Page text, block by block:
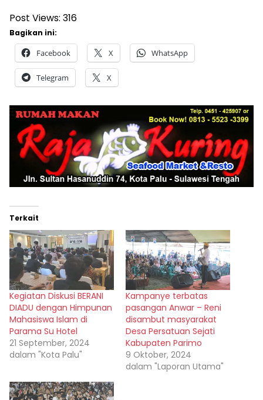
Post Views: 316
Bagikan ini:
Facebook X WhatsApp
Telegram X
Terkait
Kegiatan Diskusi BERANI
DIADU dengan Himpunan
Mahasiswa Islam di
Parama Su Hotel
21 September, 2024
dalam "Kota Palu"
Kampanye terbatas
pasangan Anwar – Reni
disambut masyarakat
Desa Persatuan Sejati
Kabupaten Parimo
9 Oktober, 2024
dalam "Laporan Utama"